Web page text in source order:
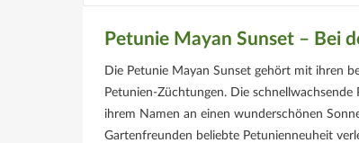
Petunie Mayan Sunset – Bei
Die Petunie Mayan Sunset gehört mit ihren
Petunien-Züchtungen. Die
ihrem Namen an einen wunderschönen
Gartenfreunden beliebte Petunienneuheit